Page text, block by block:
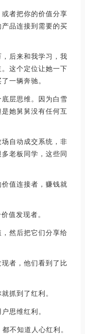
者把你的价值分享
品连接到需要的买
后来和我学习，我
这个定位让她一下
一辆奔驰。
层思维。因为白雪
她舅舅没有任何互
自动成交系统，非
老板同学，这些同
值连接者，赚钱就
值发现者。
然后把它们分享给
者，他们看到了比
抓到了红利。
思维红利。
不知道人心红利。